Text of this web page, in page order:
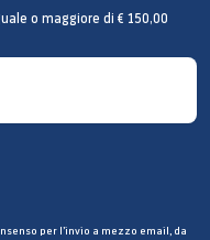
o maggiore di € 150,00
per l’invio a mezzo email, da